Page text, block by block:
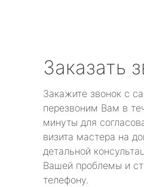
Заказать
Закажите звонок с
перезвоним Вам в
минуты для
визита мастера на
детальной
Вашей проблемы и
телефону.